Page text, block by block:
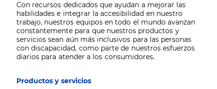
Con recursos dedicados que ayudan a mejorar las
habilidades e integrar la accesibilidad en nuestro
trabajo, nuestros equipos en todo el mundo avanzan
constantemente para que nuestros productos y
servicios sean aún más inclusivos para las personas
con discapacidad, como parte de nuestros esfuerzos
diarios para atender a los consumidores.
Productos y servicios